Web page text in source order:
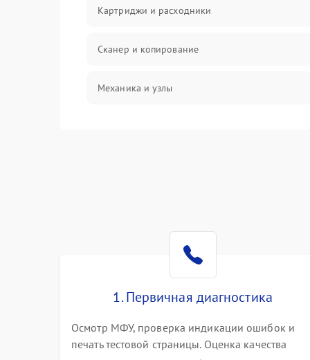
Картриджи и расходники
Сканер и копирование
Механика и узлы
Проблемы с механикой
1. Первичная диагностика
Осмотр МФУ, проверка индикации ошибок и
печать тестовой страницы. Оценка качества